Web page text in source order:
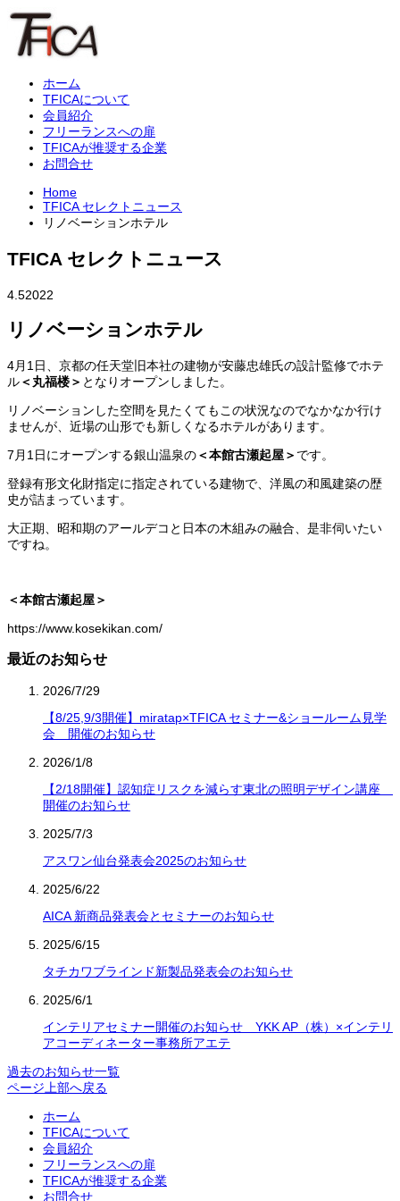
ホーム
TFICAについて
会員紹介
フリーランスへの扉
TFICAが推奨する企業
お問合せ
Home
TFICA セレクトニュース
リノベーションホテル
TFICA セレクトニュース
4.52022
リノベーションホテル
4月1日、京都の任天堂旧本社の建物が安藤忠雄氏の設計監修でホテ
ル＜丸福楼＞ となりオープンしました。
リノベーションした空間を見たくてもこの状況なのでなかなか行け
ませんが、近場の山形でも新しくなるホテルがあります。
7月1日にオープンする銀山温泉の＜本館古瀬起屋＞ です。
登録有形文化財指定に指定されている建物で、洋風の和風建築の歴
史が詰まっています。
大正期、昭和期のアールデコと日本の木組みの融合、是非伺いたい
ですね。
＜本館古瀬起屋＞
https://www.kosekikan.com/
最近のお知らせ
2026/7/29
【8/25,9/3開催】miratap×TFICA セミナー&ショールーム見学
会 開催のお知らせ
2026/1/8
【2/18開催】認知症リスクを減らす東北の照明デザイン講座
開催のお知らせ
2025/7/3
アスワン仙台発表会2025のお知らせ
2025/6/22
AICA 新商品発表会とセミナーのお知らせ
2025/6/15
タチカワブラインド新製品発表会のお知らせ
2025/6/1
インテリアセミナー開催のお知らせ YKK AP（株）×インテリ
アコーディネーター事務所アエテ
過去のお知らせ一覧
ページ上部へ戻る
ホーム
TFICAについて
会員紹介
フリーランスへの扉
TFICAが推奨する企業
お問合せ